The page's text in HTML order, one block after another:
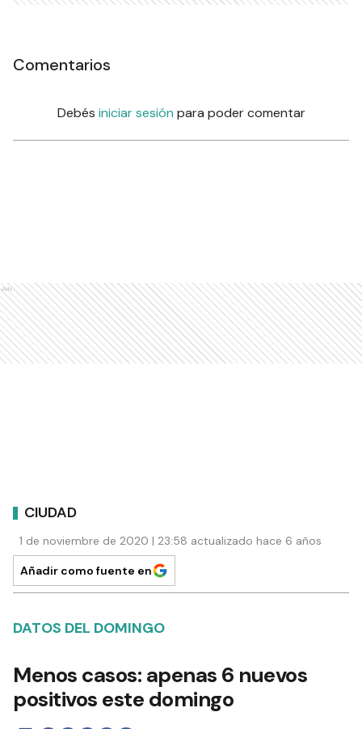
Comentarios
Debés iniciar sesión para poder comentar
Ads
CIUDAD
1 de noviembre de 2020 | 23:58 actualizado hace 6 años
Añadir como fuente en
DATOS DEL DOMINGO
Menos casos: apenas 6 nuevos
positivos este domingo